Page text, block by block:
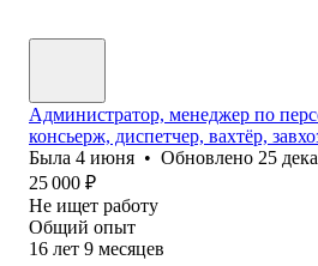
Администратор, менеджер по
консьерж, диспетчер, вахтёр,
Была 4 июня • Обновлено 25
25 000 ₽
Не ищет работу
Общий опыт
16 лет 9 месяцев